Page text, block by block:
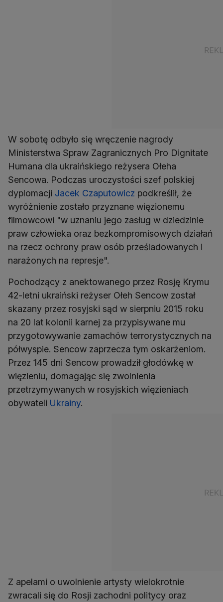
W sobotę odbyło się wręczenie nagrody
Ministerstwa Spraw Zagranicznych Pro Dignitate
Humana dla ukraińskiego reżysera Ołeha
Sencowa. Podczas uroczystości szef polskiej
dyplomacji Jacek Czaputowicz podkreślił, że
wyróżnienie zostało przyznane więzionemu
filmowcowi "w uznaniu jego zasług w dziedzinie
praw człowieka oraz bezkompromisowych działań
na rzecz ochrony praw osób prześladowanych i
narażonych na represje".
Pochodzący z anektowanego przez Rosję Krymu
42-letni ukraiński reżyser Ołeh Sencow został
skazany przez rosyjski sąd w sierpniu 2015 roku
na 20 lat kolonii karnej za przypisywane mu
przygotowywanie zamachów terrorystycznych na
półwyspie. Sencow zaprzecza tym oskarżeniom.
Przez 145 dni Sencow prowadził głodówkę w
więzieniu, domagając się zwolnienia
przetrzymywanych w rosyjskich więzieniach
obywateli Ukrainy.
Z apelami o uwolnienie artysty wielokrotnie
zwracali się do Rosji zachodni politycy oraz